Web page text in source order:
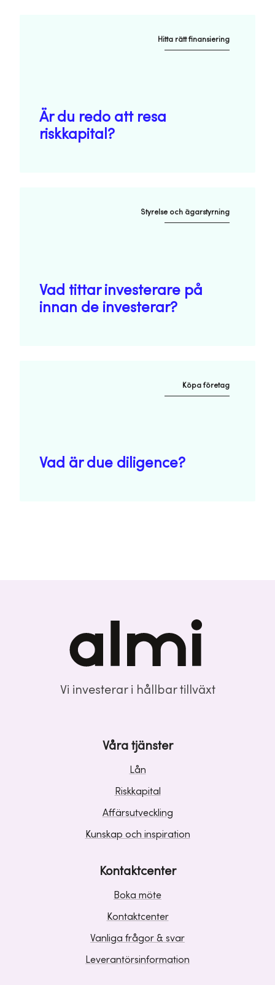
Hitta rätt finansiering
Är du redo att resa
riskkapital?
Styrelse och ägarstyrning
Vad tittar investerare på
innan de investerar?
Köpa företag
Vad är due diligence?
Vi investerar i hållbar tillväxt
Våra tjänster
Lån
Riskkapital
Affärsutveckling
Kunskap och inspiration
Kontaktcenter
Boka möte
Kontaktcenter
Vanliga frågor & svar
Leverantörsinformation